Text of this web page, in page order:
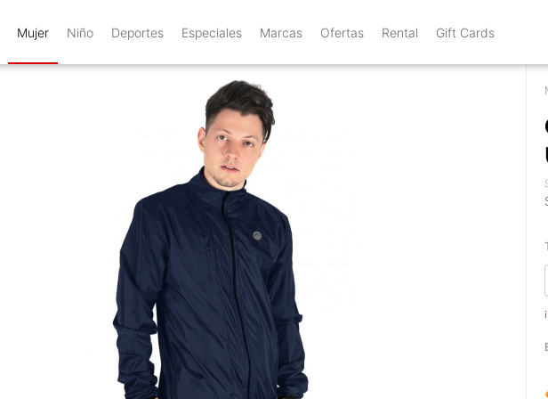
Mujer Niño Deportes Especiales Marcas Ofertas Rental Gift Cards